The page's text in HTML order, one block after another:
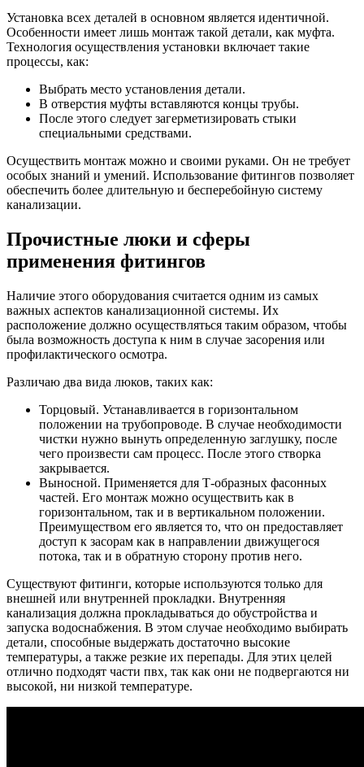
Установка всех деталей в основном является идентичной.
Особенности имеет лишь монтаж такой детали, как муфта.
Технология осуществления установки включает такие
процессы, как:
Выбрать место установления детали.
В отверстия муфты вставляются концы трубы.
После этого следует загерметизировать стыки
специальными средствами.
Осуществить монтаж можно и своими руками. Он не требует
особых знаний и умений. Использование фитингов позволяет
обеспечить более длительную и бесперебойную систему
канализации.
Прочистные люки и сферы
применения фитингов
Наличие этого оборудования считается одним из самых
важных аспектов канализационной системы. Их
расположение должно осуществляться таким образом, чтобы
была возможность доступа к ним в случае засорения или
профилактического осмотра.
Различаю два вида люков, таких как:
Торцовый. Устанавливается в горизонтальном
положении на трубопроводе. В случае необходимости
чистки нужно вынуть определенную заглушку, после
чего произвести сам процесс. После этого створка
закрывается.
Выносной. Применяется для Т-образных фасонных
частей. Его монтаж можно осуществить как в
горизонтальном, так и в вертикальном положении.
Преимуществом его является то, что он предоставляет
доступ к засорам как в направлении движущегося
потока, так и в обратную сторону против него.
Существуют фитинги, которые используются только для
внешней или внутренней прокладки. Внутренняя
канализация должна прокладываться до обустройства и
запуска водоснабжения. В этом случае необходимо выбирать
детали, способные выдержать достаточно высокие
температуры, а также резкие их перепады. Для этих целей
отлично подходят части пвх, так как они не подвергаются ни
высокой, ни низкой температуре.